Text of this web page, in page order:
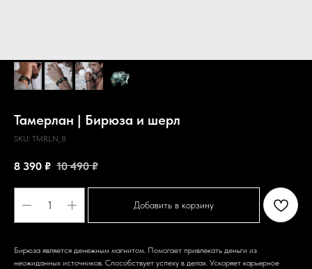
Тамерлан | Бирюза и шерл
SKU: TMRLN_8
8 390 ₽ 10 490 ₽
Добавить в корзину
Бирюза является денежным магнитом. Помогает привлекать деньги из
неожиданных источников. Способствует успеху в делах. Ускоряет карьерное